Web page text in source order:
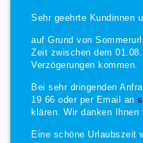
Sehr geehrte Kundinnen
auf Grund von
Zeit zwischen dem
Verzögerungen kommen.
Bei sehr dringenden
19 66 oder per Email an
klären. Wir danken
Eine schöne Urlaubszeit